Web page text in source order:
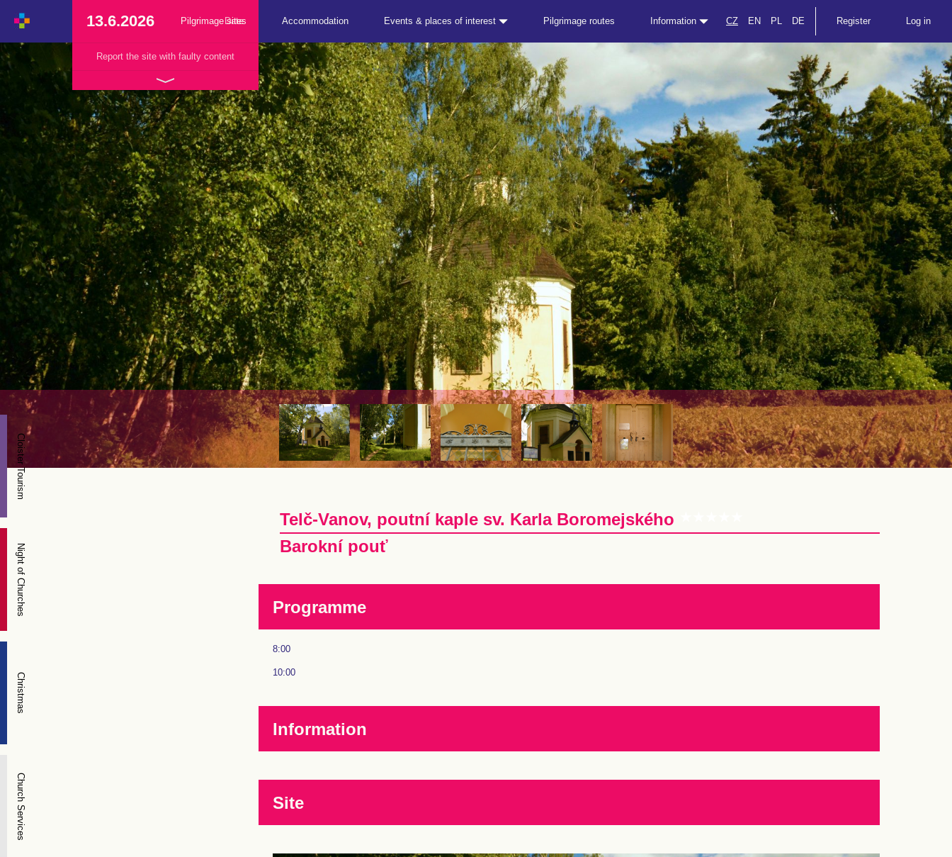
13.6.2026 Date
Report the site with faulty content
Pilgrimage sites Accommodation Events & places of interest Pilgrimage routes Information CZ EN PL DE Register Log in
Telč-Vanov, poutní kaple sv. Karla Boromejského
Barokní pouť
Programme
8:00
10:00
Information
Site
Cloister Tourism
Night of Churches
Christmas
Church Services